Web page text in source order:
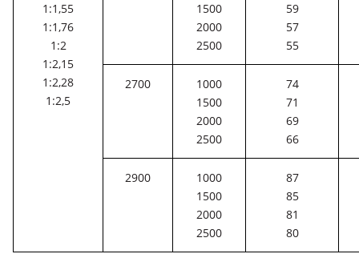
1:1,55
1:1,76
1:2
1:2,15
1:2,28
1:2,5
1500
2000
2500
59
57
55
2700
1000
1500
2000
2500
74
71
69
66
2900
1000
1500
2000
2500
87
85
81
80